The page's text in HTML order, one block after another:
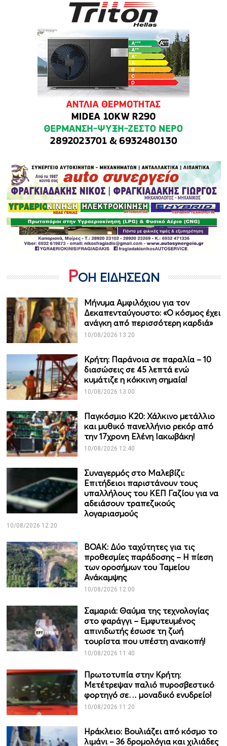
ΡΟΗ ΕΙΔΗΣΕΩΝ
Μήνυμα Αμφιλόχιου για τον
Δεκαπενταύγουστο: «Ο κόσμος έχει
ανάγκη από περισσότερη καρδιά»
10/08/2026 13:20
Κρήτη: Παράνοια σε παραλία – 10
διασώσεις σε 45 λεπτά ενώ
κυμάτιζε η κόκκινη σημαία!
10/08/2026 13:00
Παγκόσμιο Κ20: Χάλκινο μετάλλιο
και μυθικό πανελλήνιο ρεκόρ από
την 17χρονη Ελένη Ιακωβάκη!
10/08/2026 12:40
Συναγερμός στο Μαλεβίζι:
Επιτήδειοι παριστάνουν τους
υπαλλήλους του ΚΕΠ Γαζίου για να
αδειάσουν τραπεζικούς
λογαριασμούς
10/08/2026 12:20
ΒΟΑΚ: Δύο ταχύτητες για τις
προθεσμίες παράδοσης – Η πίεση
των οροσήμων του Ταμείου
Ανάκαμψης
10/08/2026 12:00
Σαμαριά: Θαύμα της τεχνολογίας
στο φαράγγι – Εμφυτευμένος
απινιδωτής έσωσε τη ζωή
τουρίστα που υπέστη ανακοπή!
10/08/2026 11:40
Πρωτοτυπία στην Κρήτη:
Μετέτρεψαν παλιό πυροσβεστικό
φορτηγό σε… μοναδικό ενυδρείο!
10/08/2026 11:20
Ηράκλειο: Βουλιάζει από κόσμο το
λιμάνι – 36 δρομολόγια και χιλιάδες